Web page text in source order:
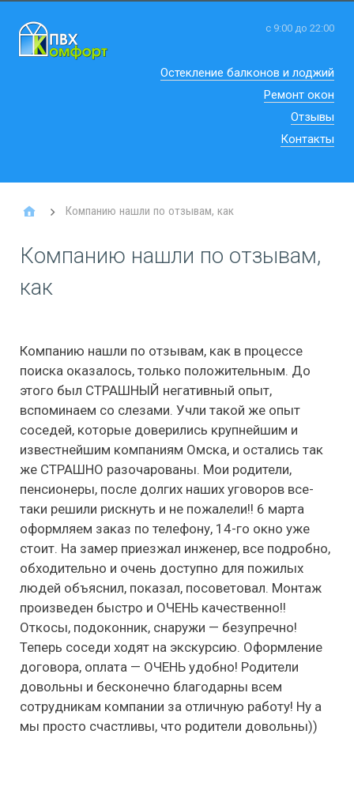
с 9:00 до 22:00
Остекление балконов и лоджий
Ремонт окон
Отзывы
Контакты
Компанию нашли по отзывам, как
Компанию нашли по отзывам,
как
Компанию нашли по отзывам, как в процессе
поиска оказалось, только положительным. До
этого был СТРАШНЫЙ негативный опыт,
вспоминаем со слезами. Учли такой же опыт
соседей, которые доверились крупнейшим и
известнейшим компаниям Омска, и остались так
же СТРАШНО разочарованы. Мои родители,
пенсионеры, после долгих наших уговоров все-
таки решили рискнуть и не пожалели!! 6 марта
оформляем заказ по телефону, 14-го окно уже
стоит. На замер приезжал инженер, все подробно,
обходительно и очень доступно для пожилых
людей объяснил, показал, посоветовал. Монтаж
произведен быстро и ОЧЕНЬ качественно!!
Откосы, подоконник, снаружи — безупречно!
Теперь соседи ходят на экскурсию. Оформление
договора, оплата — ОЧЕНЬ удобно! Родители
довольны и бесконечно благодарны всем
сотрудникам компании за отличную работу! Ну а
мы просто счастливы, что родители довольны))